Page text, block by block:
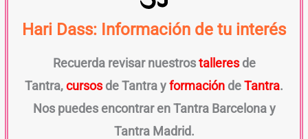
Hari Dass: Información de tu interés
Recuerda revisar nuestrostalleres de
Tantra,cursos de Tantra yformación deTantra.
Nos puedes encontrar en Tantra Barcelona y
Tantra Madrid.